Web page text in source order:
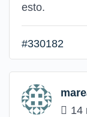
esto.
#330182
14